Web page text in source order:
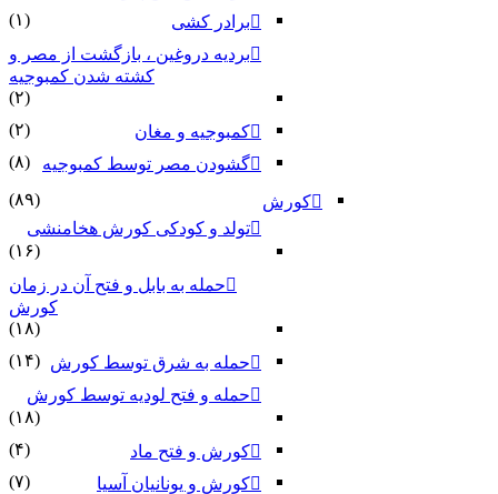
برادر کشی
(۱)
بردیه دروغین ، بازگشت از مصر و
کشته شدن کمبوجیه
(۲)
کمبوجیه و مغان
(۲)
گشودن مصر توسط کمبوجیه
(۸)
کورش
(۸۹)
تولد و کودکی کورش هخامنشی
(۱۶)
حمله به بابل و فتح آن در زمان
کورش
(۱۸)
حمله به شرق توسط کورش (۱۴)
حمله و فتح لودیه توسط کورش
(۱۸)
کورش و فتح ماد
(۴)
کورش و یونانیان آسیا
(۷)